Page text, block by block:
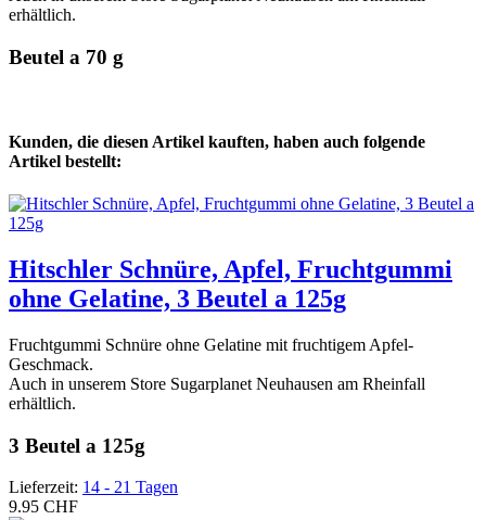
erhältlich.
Beutel a 70 g
Kunden, die diesen Artikel kauften, haben auch folgende
Artikel bestellt:
Hitschler Schnüre, Apfel, Fruchtgummi
ohne Gelatine, 3 Beutel a 125g
Fruchtgummi Schnüre ohne Gelatine mit fruchtigem Apfel-
Geschmack.
Auch in unserem Store Sugarplanet Neuhausen am Rheinfall
erhältlich.
3 Beutel a 125g
Lieferzeit: 14 - 21 Tagen
9.95 CHF